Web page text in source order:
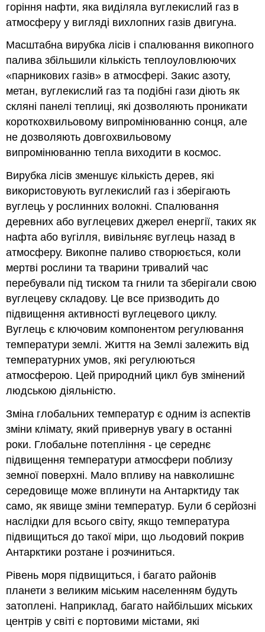
горіння нафти, яка виділяла вуглекислий газ в
атмосферу у вигляді вихлопних газів двигуна.
Масштабна вирубка лісів і спалювання викопного
палива збільшили кількість теплоуловлюючих
«парникових газів» в атмосфері. Закис азоту,
метан, вуглекислий газ та подібні гази діють як
скляні панелі теплиці, які дозволяють проникати
короткохвильовому випромінюванню сонця, але
не дозволяють довгохвильовому
випромінюванню тепла виходити в космос.
Вирубка лісів зменшує кількість дерев, які
використовують вуглекислий газ і зберігають
вуглець у рослинних волокні. Спалювання
деревних або вуглецевих джерел енергії, таких як
нафта або вугілля, вивільняє вуглець назад в
атмосферу. Викопне паливо створюється, коли
мертві рослини та тварини тривалий час
перебували під тиском та гнили та зберігали свою
вуглецеву складову. Це все призводить до
підвищення активності вуглецевого циклу.
Вуглець є ключовим компонентом регулювання
температури землі. Життя на Землі залежить від
температурних умов, які регулюються
атмосферою. Цей природний цикл був змінений
людською діяльністю.
Зміна глобальних температур є одним із аспектів
зміни клімату, який привернув увагу в останні
роки. Глобальне потепління - це середнє
підвищення температури атмосфери поблизу
земної поверхні. Мало впливу на навколишнє
середовище може вплинути на Антарктиду так
само, як явище зміни температур. Були б серйозні
наслідки для всього світу, якщо температура
підвищиться до такої міри, що льодовий покрив
Антарктики розтане і розчиниться.
Рівень моря підвищиться, і багато районів
планети з великим міським населенням будуть
затоплені. Наприклад, багато найбільших міських
центрів у світі є портовими містами, які